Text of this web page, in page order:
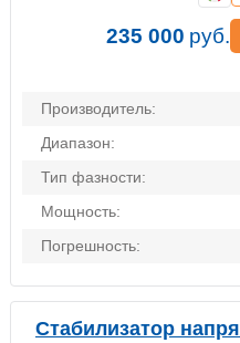
Производитель:
Диапазон:
Тип фазности:
Мощность:
Погрешность:
235 000 руб.
Стабилизатор